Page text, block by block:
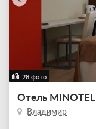
28 фото
Отель MINOTEL
Владимир